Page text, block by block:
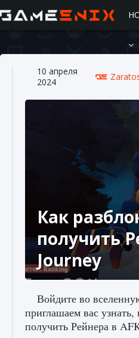
Подробное руководство
самоцветов Brawl Stars
Как исправить ошибку
10 апреля
2024
Как
получить
Journey
Войдите во
приглашаем вас узнать,
получить Рейнера в